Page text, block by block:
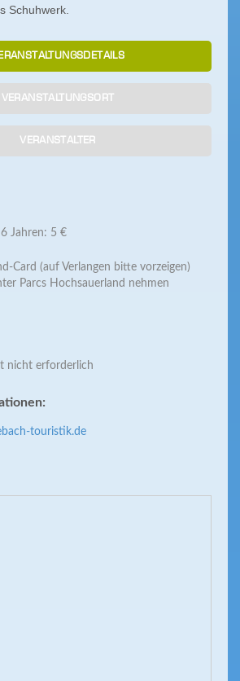
Schuhwerk.
VERANSTALTUNGSORT
VERANSTALTER
Jahren: 5 €
Card (auf Verlangen bitte vorzeigen)
Parcs Hochsauerland nehmen
nicht erforderlich
touristik.de